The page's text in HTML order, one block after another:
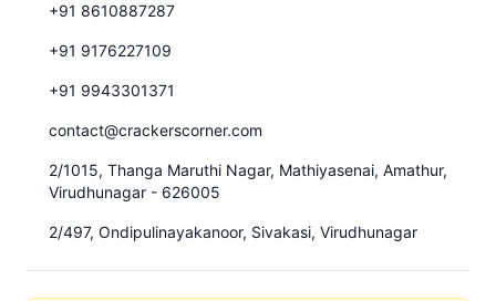
+91 8610887287
+91 9176227109
+91 9943301371
contact@crackerscorner.com
2/1015, Thanga Maruthi Nagar, Mathiyasenai, Amathur,
Virudhunagar - 626005
2/497, Ondipulinayakanoor, Sivakasi, Virudhunagar